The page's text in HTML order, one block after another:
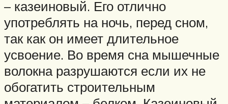
– казеиновый. Его отлично
употреблять на ночь, перед сном,
так как он имеет длительное
усвоение. Во время сна мышечные
волокна разрушаются если их не
обогатить строительным